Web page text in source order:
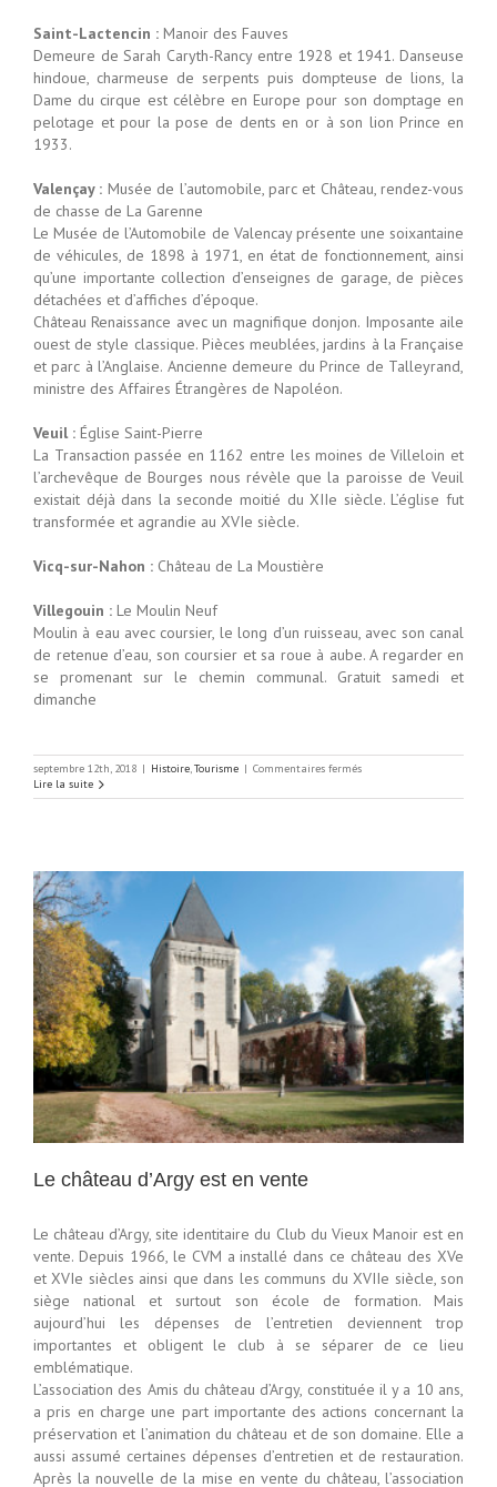
Saint-Lactencin : Manoir des Fauves
Demeure de Sarah Caryth-Rancy entre 1928 et 1941. Danseuse
hindoue, charmeuse de serpents puis dompteuse de lions, la
Dame du cirque est célèbre en Europe pour son domptage en
pelotage et pour la pose de dents en or à son lion Prince en
1933.
Valençay : Musée de l’automobile, parc et Château, rendez-vous
de chasse de La Garenne
Le Musée de l’Automobile de Valencay présente une soixantaine
de véhicules, de 1898 à 1971, en état de fonctionnement, ainsi
qu’une importante collection d’enseignes de garage, de pièces
détachées et d’affiches d’époque.
Château Renaissance avec un magnifique donjon. Imposante aile
ouest de style classique. Pièces meublées, jardins à la Française
et parc à l’Anglaise. Ancienne demeure du Prince de Talleyrand,
ministre des Affaires Étrangères de Napoléon.
Veuil : Église Saint-Pierre
La Transaction passée en 1162 entre les moines de Villeloin et
l’archevêque de Bourges nous révèle que la paroisse de Veuil
existait déjà dans la seconde moitié du XIIe siècle. L’église fut
transformée et agrandie au XVIe siècle.
Vicq-sur-Nahon : Château de La Moustière
Villegouin : Le Moulin Neuf
Moulin à eau avec coursier, le long d’un ruisseau, avec son canal
de retenue d’eau, son coursier et sa roue à aube. A regarder en
se promenant sur le chemin communal. Gratuit samedi et
dimanche
septembre 12th, 2018 | Histoire,Tourisme | Commentaires ferméssur
du
Boischaut
Lire la suite
Le château d’Argy est en vente
Le château d’Argy, site identitaire du Club du Vieux Manoir est en
vente. Depuis 1966, le CVM a installé dans ce château des XVe
et XVIe siècles ainsi que dans les communs du XVIIe siècle, son
siège national et surtout son école de formation. Mais
aujourd’hui les dépenses de l’entretien deviennent trop
importantes et obligent le club à se séparer de ce lieu
emblématique.
L’association des Amis du château d’Argy, constituée il y a 10 ans,
a pris en charge une part importante des actions concernant la
préservation et l’animation du château et de son domaine. Elle a
aussi assumé certaines dépenses d’entretien et de restauration.
Après la nouvelle de la mise en vente du château, l’association